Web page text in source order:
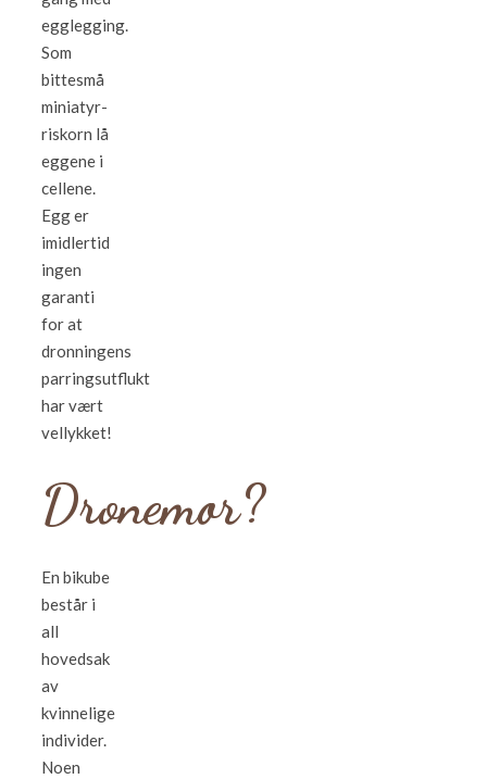
egglegging.
Som
bittesmå
miniatyr-
riskorn lå
eggene i
cellene.
Egg er
imidlertid
ingen
garanti
for at
dronningens
parringsutflukt
har vært
vellykket!
Dronemor?
En bikube
består i
all
hovedsak
av
kvinnelige
individer.
Noen